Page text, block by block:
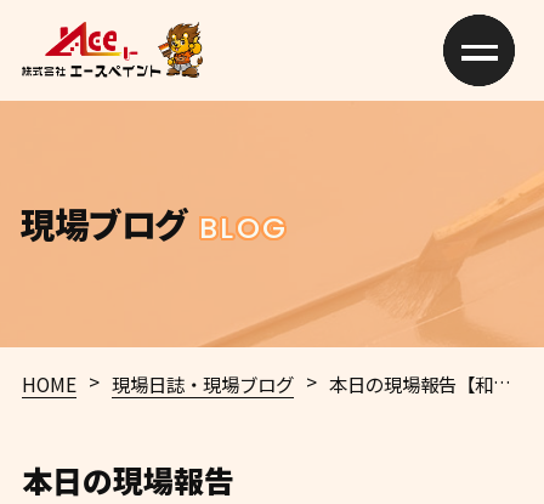
現場ブログ BLOG
HOME > 現場日誌・現場ブログ > 本日の現場報告 【和歌山市の外壁塗装・屋根塗装ならエースペイント】🏠✨
本日の現場報告